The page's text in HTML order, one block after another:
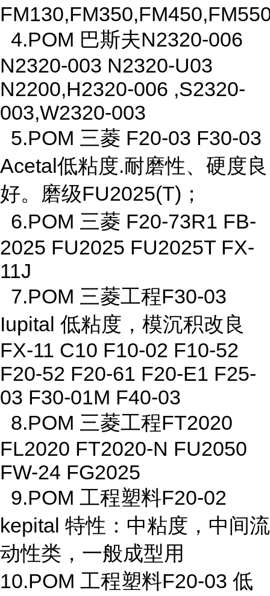
4.POM 巴斯夫N2320-006
N2320-003 N2320-U03
N2200,H2320-006 ,S2320-
003,W2320-003
5.POM 三菱 F20-03 F30-03
Acetal低粘度.耐磨性、硬度良
好。磨级FU2025(T)；
6.POM 三菱 F20-73R1 FB-
2025 FU2025 FU2025T FX-
11J
7.POM 三菱工程F30-03
Iupital 低粘度，模沉积改良
FX-11 C10 F10-02 F10-52
F20-52 F20-61 F20-E1 F25-
03 F30-01M F40-03
8.POM 三菱工程FT2020
FL2020 FT2020-N FU2050
FW-24 FG2025
9.POM 工程塑料F20-02
kepital 特性：中粘度，中间流
动性类，一般成型用
10.POM 工程塑料F20-03 低